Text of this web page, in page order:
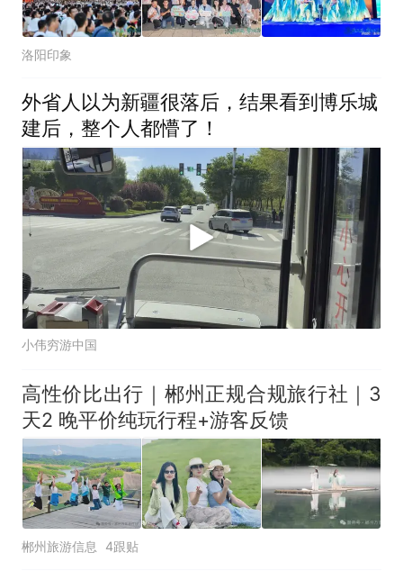
洛阳印象
外省人以为新疆很落后，结果看到博乐城
建后，整个人都懵了！
小伟穷游中国
高性价比出行｜郴州正规合规旅行社｜3
天2 晚平价纯玩行程+游客反馈
郴州旅游信息 4跟贴